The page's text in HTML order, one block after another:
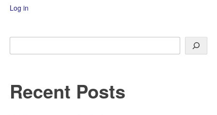
Log in
Search
Recent Posts